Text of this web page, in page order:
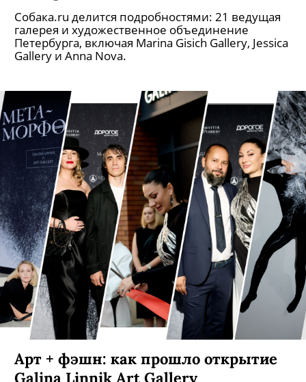
Собака.ru делится подробностями: 21 ведущая
галерея и художественное объединение
Петербурга, включая Marina Gisich Gallery, Jessica
Gallery и Anna Nova.
Арт + фэшн: как прошло открытие
Galina Linnik Art Gallery